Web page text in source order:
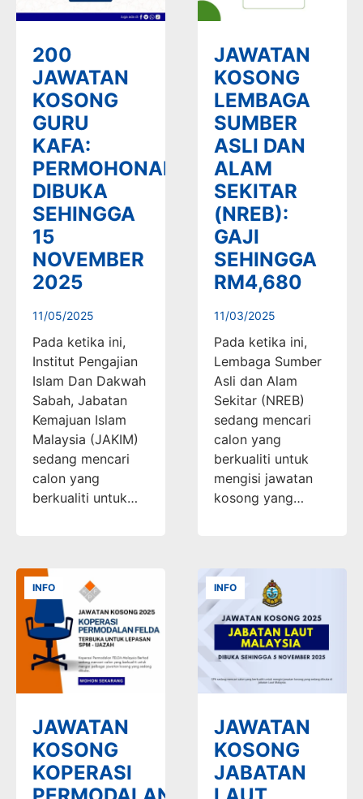
200
JAWATAN
KOSONG
GURU
KAFA:
PERMOHONAN
DIBUKA
SEHINGGA
15
NOVEMBER
2025
11/05/2025
Pada ketika ini,
Institut Pengajian
Islam Dan Dakwah
Sabah, Jabatan
Kemajuan Islam
Malaysia (JAKIM)
sedang mencari
calon yang
berkualiti untuk…
JAWATAN
KOSONG
LEMBAGA
SUMBER
ASLI DAN
ALAM
SEKITAR
(NREB):
GAJI
SEHINGGA
RM4,680
11/03/2025
Pada ketika ini,
Lembaga Sumber
Asli dan Alam
Sekitar (NREB)
sedang mencari
calon yang
berkualiti untuk
mengisi jawatan
kosong yang…
INFO
JAWATAN
KOSONG
KOPERASI
INFO
JAWATAN
KOSONG
JABATAN